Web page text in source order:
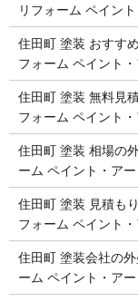
リフォーム ペイン
住田町 塗装 おすす
フォーム ペイント
住田町 塗装 無料見
フォーム ペイント
住田町 塗装 相場の
ーム ペイント・ア
住田町 塗装 見積も
フォーム ペイント
住田町 塗装会社の
ーム ペイント・ア